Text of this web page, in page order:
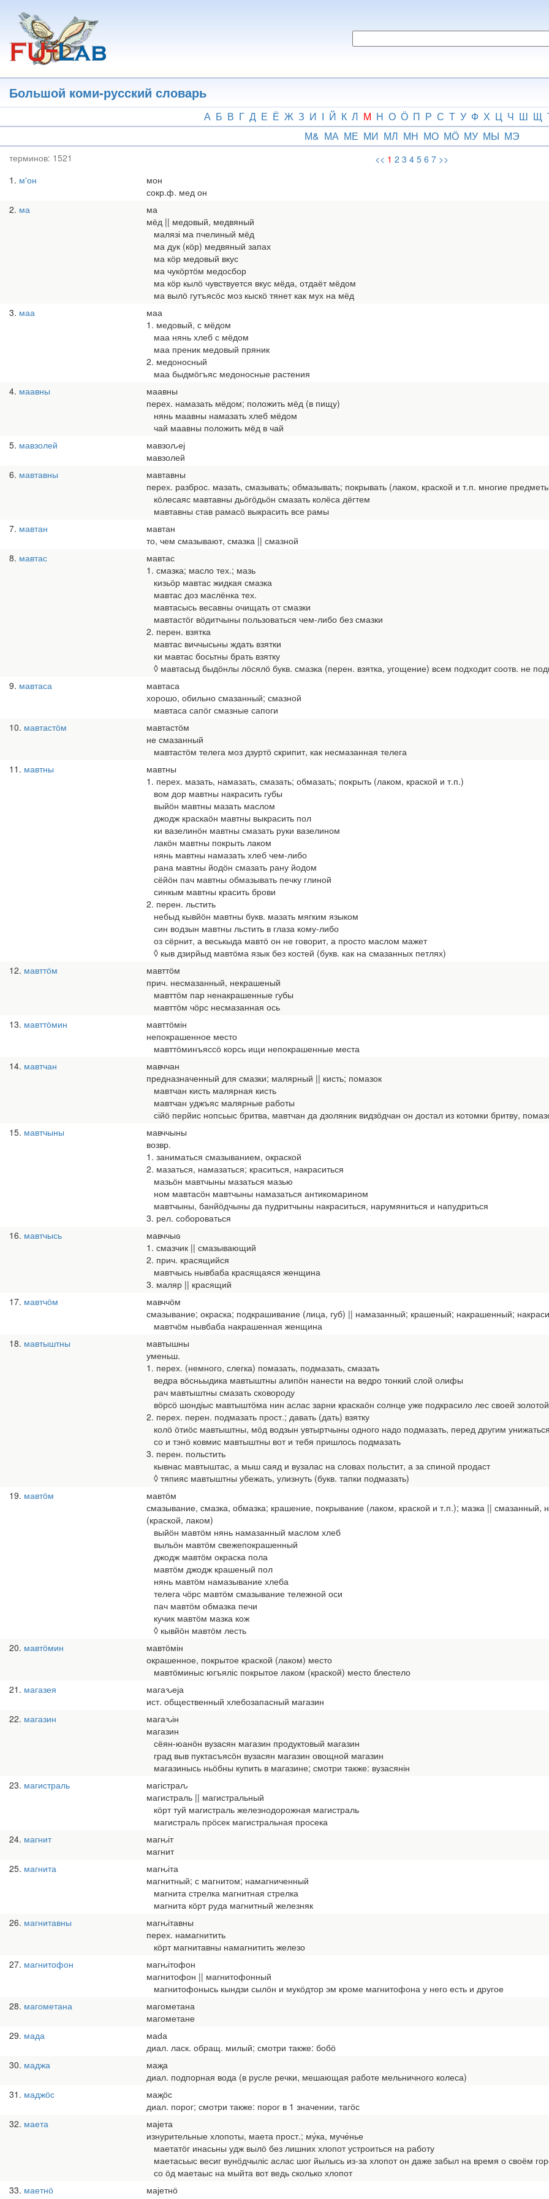
основному
содержанию
Большой коми-русский словарь
А Б В Г Д Е Ё Ж З И І Й К Л М Н О Ӧ П Р С Т У Ф Х Ц Ч Ш Щ
М& МА МЕ МИ МЛ МН МО МӦ МУ МЫ МЭ
терминов: 1521 << 1 2 3 4 5 6 7 >>
1 м'он
мон
сокр.ф. мед он
2 ма
ма
мёд || медовый, медвяный
малязі ма пчелиный мёд
ма дук (кӧр) медвяный запах
ма кӧр медовый вкус
ма чукӧртӧм медосбор
ма кӧр кылӧ чувствуется вкус мёда, отдаёт мёдом
ма вылӧ гутъясӧс моз кыскӧ тянет как мух на мёд
3 маа
маа
1. медовый, с мёдом
маа нянь хлеб с мёдом
маа преник медовый пряник
2. медоносный
маа быдмӧгъяс медоносные растения
4 маавны
маавны
перех. намазать мёдом; положить мёд (в пищу)
нянь маавны намазать хлеб мёдом
чай маавны положить мёд в чай
5 мавзолей
мавзоԉеј
мавзолей
6 мавтавны
мавтавны
перех. разброс. мазать, смазывать; обмазывать; покрывать (лаком, краской и т.п. многие
кӧлесаяс мавтавны дьӧгӧдьӧн смазать колёса дёгтем
мавтавны став рамасӧ выкрасить все рамы
7 мавтан
мавтан
то, чем смазывают, смазка || смазной
8 мавтас
мавтас
1. смазка; масло тех.; мазь
кизьӧр мавтас жидкая смазка
мавтас доз маслёнка тех.
мавтасысь весавны очищать от смазки
мавтастӧг вӧдитчыны пользоваться чем-либо без смазки
2. перен. взятка
мавтас виччысьны ждать взятки
ки мавтас босьтны брать взятку
◊ мавтасыд быдӧнлы лӧсялӧ букв. смазка (перен. взятка, угощение) всем подходит соотв. не
9 мавтаса
мавтаса
хорошо, обильно смазанный; смазной
мавтаса сапӧг смазные сапоги
10 мавтастӧм
мавтастӧм
не смазанный
мавтастӧм телега моз дзуртӧ скрипит, как несмазанная телега
11 мавтны
мавтны
1. перех. мазать, намазать, смазать; обмазать; покрыть (лаком, краской и т.п.)
вом дор мавтны накрасить губы
выйӧн мавтны мазать маслом
джодж краскаӧн мавтны выкрасить пол
ки вазелинӧн мавтны смазать руки вазелином
лакӧн мавтны покрыть лаком
нянь мавтны намазать хлеб чем-либо
рана мавтны йодӧн смазать рану йодом
сёйӧн пач мавтны обмазывать печку глиной
синкым мавтны красить брови
2. перен. льстить
небыд кывйӧн мавтны букв. мазать мягким языком
син водзын мавтны льстить в глаза кому-либо
оз сёрнит, а веськыда мавтӧ он не говорит, а просто маслом мажет
◊ кыв дзирйыд мавтӧма язык без костей (букв. как на смазанных петлях)
12 мавттӧм
мавттӧм
прич. несмазанный, некрашеный
мавттӧм пар ненакрашенные губы
мавттӧм чӧрс несмазанная ось
13 мавттӧмин
мавттӧмін
непокрашенное место
мавттӧминъяссӧ корсь ищи непокрашенные места
14 мавтчан
мавччан
предназначенный для смазки; малярный || кисть; помазок
мавтчан кисть малярная кисть
мавтчан уджъяс малярные работы
сійӧ перйис нопсьыс бритва, мавтчан да дзоляник видзӧдчан он достал из котомки бритву,
15 мавтчыны
мавччыны
возвр.
1. заниматься смазыванием, окраской
2. мазаться, намазаться; краситься, накраситься
мазьӧн мавтчыны мазаться мазью
ном мавтасӧн мавтчыны намазаться антикомарином
мавтчыны, банйӧдчыны да пудритчыны накраситься, нарумяниться и напудриться
3. рел. собороваться
16 мавтчысь
мавччыԍ
1. смазчик || смазывающий
2. прич. красящийся
мавтчысь нывбаба красящаяся женщина
3. маляр || красящий
17 мавтчӧм
мавччӧм
смазывание; окраска; подкрашивание (лица, губ) || намазанный; крашеный; накрашенный;
мавтчӧм нывбаба накрашенная женщина
18 мавтыштны
мавтышны
уменьш.
1. перех. (немного, слегка) помазать, подмазать, смазать
ведра вӧсньыдика мавтыштны алипӧн нанести на ведро тонкий слой олифы
рач мавтыштны смазать сковороду
вӧрсӧ шондіыс мавтыштӧма нин аслас зарни краскаӧн солнце уже подкрасило лес своей
2. перех. перен. подмазать прост.; давать (дать) взятку
колӧ ӧтиӧс мавтыштны, мӧд водзын увтыртчыны одного надо подмазать, перед другим
со и тэнӧ ковмис мавтыштны вот и тебя пришлось подмазать
3. перен. польстить
кывнас мавтыштас, а мыш саяд и вузалас на словах польстит, а за спиной продаст
◊ тяпияс мавтыштны убежать, улизнуть (букв. тапки подмазать)
19 мавтӧм
мавтӧм
смазывание, смазка, обмазка; крашение, покрывание (лаком, краской и т.п.); мазка ||
(краской, лаком)
выйӧн мавтӧм нянь намазанный маслом хлеб
выльӧн мавтӧм свежепокрашенный
джодж мавтӧм окраска пола
мавтӧм джодж крашеный пол
нянь мавтӧм намазывание хлеба
телега чӧрс мавтӧм смазывание тележной оси
пач мавтӧм обмазка печи
кучик мавтӧм мазка кож
◊ кывйӧн мавтӧм лесть
20 мавтӧмин
мавтӧмін
окрашенное, покрытое краской (лаком) место
мавтӧминыс югъяліс покрытое лаком (краской) место блестело
21 магазея
магаԅеја
ист. общественный хлебозапасный магазин
22 магазин
магаԅін
магазин
сёян-юанӧн вузасян магазин продуктовый магазин
град выв пуктасъясӧн вузасян магазин овощной магазин
магазинысь ньӧбны купить в магазине; смотри также: вузасянін
23 магистраль
магістраԉ
магистраль || магистральный
кӧрт туй магистраль железнодорожная магистраль
магистраль прӧсек магистральная просека
24 магнит
магԋіт
магнит
25 магнита
магԋіта
магнитный; с магнитом; намагниченный
магнита стрелка магнитная стрелка
магнита кӧрт руда магнитный железняк
26 магнитавны
магԋітавны
перех. намагнитить
кӧрт магнитавны намагнитить железо
27 магнитофон
магԋітофон
магнитофон || магнитофонный
магнитофонысь кындзи сылӧн и мукӧдтор эм кроме магнитофона у него есть и другое
28 магометана
магометана
магометане
29 мада
маԁа
диал. ласк. обращ. милый; смотри также: бобӧ
30 маджа
маҗа
диал. подпорная вода (в русле речки, мешающая работе мельничного колеса)
31 маджӧс
маҗӧс
диал. порог; смотри также: порог в 1 значении, тагӧс
32 маета
мајета
изнурительные хлопоты, маета прост.; му́ка, муче́нье
маетатӧг инасьны удж вылӧ без лишних хлопот устроиться на работу
маетасьыс весиг вунӧдчыліс аслас шог йылысь из-за хлопот он даже забыл на время о своём
со ӧд маетаыс на мыйта вот ведь сколько хлопот
33 маетнӧ
мајетнӧ